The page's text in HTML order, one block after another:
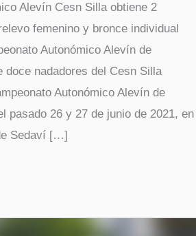
Alevín Cesn Silla obtiene 2
femenino y bronce individual
Autonómico Alevín de
doce nadadores del Cesn Silla
Autonómico Alevín de
pasado 26 y 27 de junio de 2021, en
Sedaví […]